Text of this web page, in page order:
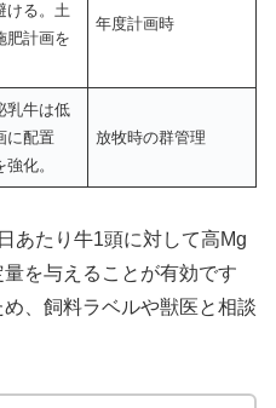
ける。土
肥計画を
年度計画時
乳牛は低
に配置
化。
放牧時の群管理
あたり牛1頭に対して高Mg
を与えることが有効です
め、飼料ラベルや獣医と相談